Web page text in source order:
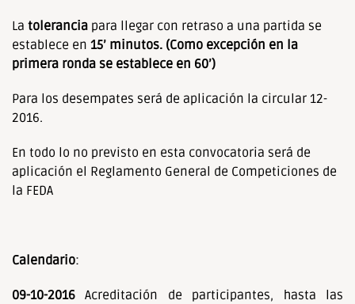
La tolerancia para llegar con retraso a una partida se
establece en 15’ minutos. (Como excepción en la
primera ronda se establece en 60’)
Para los desempates será de aplicación la circular 12-
2016.
En todo lo no previsto en esta convocatoria será de
aplicación el Reglamento General de Competiciones de
la FEDA
Calendario:
09-10-2016Acreditación de participantes, hasta las